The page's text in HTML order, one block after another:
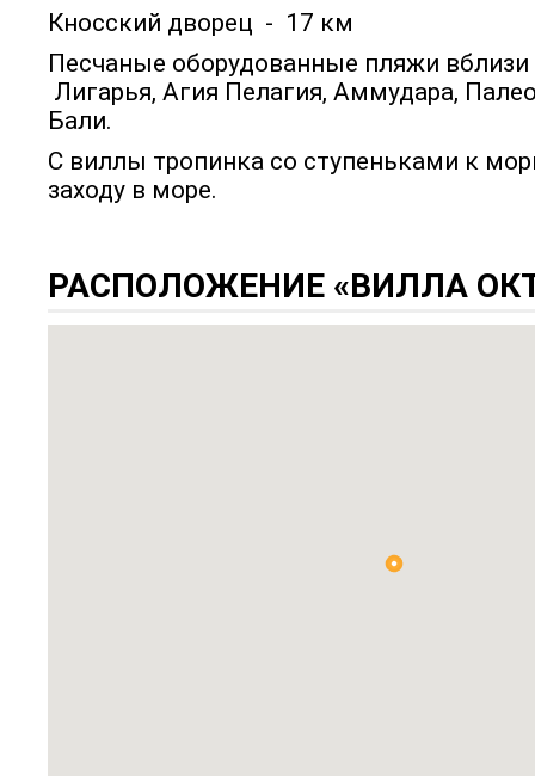
Кносский дворец - 17 км
Песчаные оборудованные пляжи
Лигарья, Агия Пелагия, Аммудара,
Бали.
С виллы тропинка со ступеньками к
заходу в море.
РАСПОЛОЖЕНИЕ «ВИЛЛА